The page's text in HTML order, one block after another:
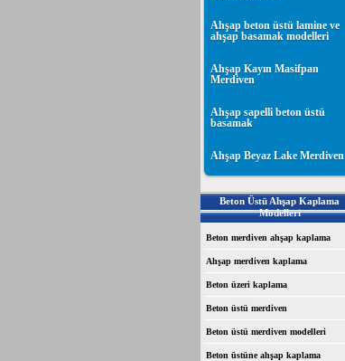
Ahşap beton üstü lamine ve
ahşap basamak modelleri
Ahşap Kayın Masifpan
Merdiven
Ahşap sapelli beton üstü
basamak
Ahşap Beyaz Lake Merdiven
Beton Üstü Ahşap Kaplama
Modelleri
Beton merdiven ahşap kaplama
Ahşap merdiven kaplama
Beton üzeri kaplama
Beton üstü merdiven
Beton üstü merdiven modelleri
Beton üstüne ahşap kaplama